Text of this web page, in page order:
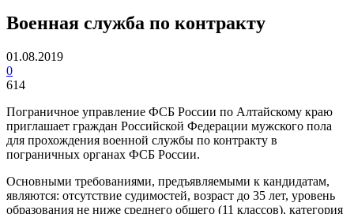
Военная служба по контракту
01.08.2019
0
614
Пограничное управление ФСБ России по Алтайскому краю
приглашает граждан Российской Федерации мужского пола
для прохождения военной службы по контракту в
пограничных органах ФСБ России.
Основными требованиями, предъявляемыми к кандидатам,
являются: отсутствие судимостей, возраст до 35 лет, уровень
образования не ниже среднего общего (11 классов), категория